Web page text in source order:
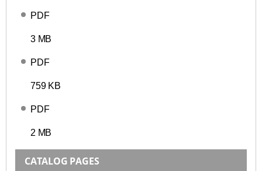
PDF
3 MB
PDF
759 KB
PDF
2 MB
CATALOG PAGES